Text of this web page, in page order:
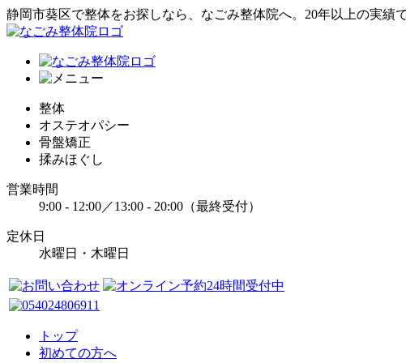
静岡市葵区で整体をお探しなら、なごみ整体院へ。20年以上の実績
整体
オステオパシー
骨盤矯正
揉みほぐし
営業時間
9:00 - 12:00／13:00 - 20:00（最終受付）
定休日
水曜日・木曜日
トップ
初めての方へ